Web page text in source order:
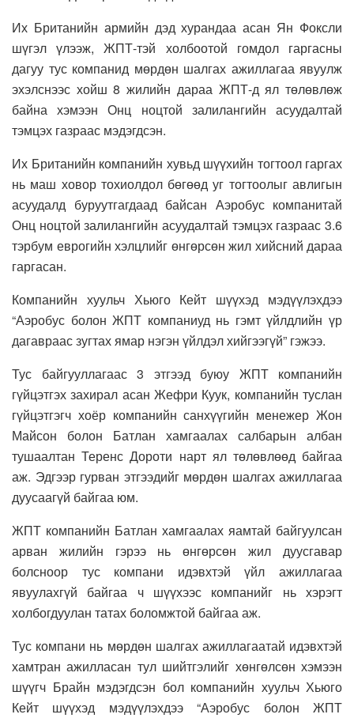
Их Британийн армийн дэд хурандаа асан Ян Фоксли
шүгэл үлээж, ЖПТ-тэй холбоотой гомдол гаргасны
дагуу тус компанид мөрдөн шалгах ажиллагаа явуулж
эхэлснээс хойш 8 жилийн дараа ЖПТ-д ял төлөвлөж
байна хэмээн Онц ноцтой залилангийн асуудалтай
тэмцэх газраас мэдэгдсэн.
Их Британийн компанийн хувьд шүүхийн тогтоол гаргах
нь маш ховор тохиолдол бөгөөд уг тогтоолыг авлигын
асуудалд буруутгагдаад байсан Аэробус компанитай
Онц ноцтой залилангийн асуудалтай тэмцэх газраас 3.6
тэрбум еврогийн хэлцлийг өнгөрсөн жил хийсний дараа
гаргасан.
Компанийн хуульч Хьюго Кейт шүүхэд мэдүүлэхдээ
“Аэробус болон ЖПТ компаниуд нь гэмт үйлдлийн үр
дагавраас зугтах ямар нэгэн үйлдэл хийгээгүй” гэжээ.
Тус байгууллагаас 3 этгээд буюу ЖПТ компанийн
гүйцэтгэх захирал асан Жефри Куук, компанийн туслан
гүйцэтгэгч хоёр компанийн санхүүгийн менежер Жон
Майсон болон Батлан хамгаалах салбарын албан
тушаалтан Теренс Дороти нарт ял төлөвлөөд байгаа
аж. Эдгээр гурван этгээдийг мөрдөн шалгах ажиллагаа
дуусаагүй байгаа юм.
ЖПТ компанийн Батлан хамгаалах яамтай байгуулсан
арван жилийн гэрээ нь өнгөрсөн жил дуусгавар
болсноор тус компани идэвхтэй үйл ажиллагаа
явуулахгүй байгаа ч шүүхээс компанийг нь хэрэгт
холбогдуулан татах боломжтой байгаа аж.
Тус компани нь мөрдөн шалгах ажиллагаатай идэвхтэй
хамтран ажилласан тул шийтгэлийг хөнгөлсөн хэмээн
шүүгч Брайн мэдэгдсэн бол компанийн хуульч Хьюго
Кейт шүүхэд мэдүүлэхдээ “Аэробус болон ЖПТ